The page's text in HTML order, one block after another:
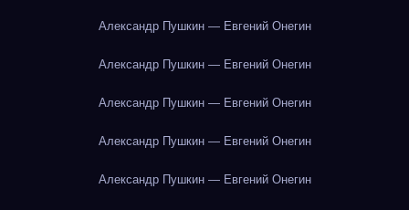
Александр Пушкин — Евгений Онегин
Александр Пушкин — Евгений Онегин
Александр Пушкин — Евгений Онегин
Александр Пушкин — Евгений Онегин
Александр Пушкин — Евгений Онегин